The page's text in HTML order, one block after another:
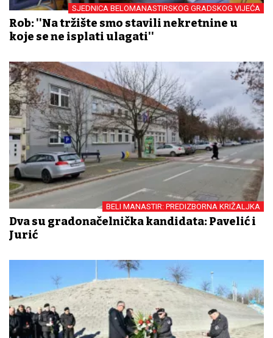
SJEDNICA BELOMANASTIRSKOG GRADSKOG VIJEĆA
Rob: ''Na tržište smo stavili nekretnine u
koje se ne isplati ulagati''
BELI MANASTIR: PREDIZBORNA KRIŽALJKA
Dva su gradonačelnička kandidata: Pavelić i
Jurić